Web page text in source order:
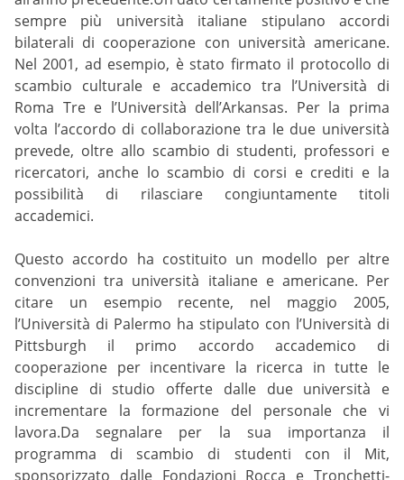
sempre più università italiane stipulano accordi
bilaterali di cooperazione con università americane.
Nel 2001, ad esempio, è stato firmato il protocollo di
scambio culturale e accademico tra l’Università di
Roma Tre e l’Università dell’Arkansas. Per la prima
volta l’accordo di collaborazione tra le due università
prevede, oltre allo scambio di studenti, professori e
ricercatori, anche lo scambio di corsi e crediti e la
possibilità di rilasciare congiuntamente titoli
accademici.
Questo accordo ha costituito un modello per altre
convenzioni tra università italiane e americane. Per
citare un esempio recente, nel maggio 2005,
l’Università di Palermo ha stipulato con l’Università di
Pittsburgh il primo accordo accademico di
cooperazione per incentivare la ricerca in tutte le
discipline di studio offerte dalle due università e
incrementare la formazione del personale che vi
lavora.Da segnalare per la sua importanza il
programma di scambio di studenti con il Mit,
sponsorizzato dalle Fondazioni Rocca e Tronchetti-